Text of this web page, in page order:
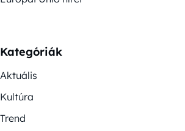
Kategóriák
Aktuális
Kultúra
Trend